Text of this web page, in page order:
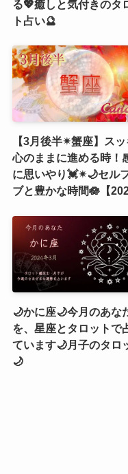
る💖癒しと気付きのタ
ト占い🔮
【3月後半✴︎蟹座】スッ
心のままに進める時！
に思いやり💓✴︎🌙セル
ブと豊かな時間🪷【
🌙かに座🌙今月のあな
を、星座とタロットで
ています🌙月子のタロ
🌙